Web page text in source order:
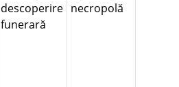
descoperire
funerară
necropolă